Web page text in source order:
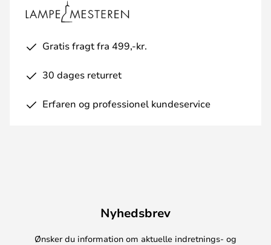
Gratis fragt fra 499,-kr.
30 dages returret
Erfaren og professionel kundeservice
Nyhedsbrev
Ønsker du information om aktuelle indretnings- og